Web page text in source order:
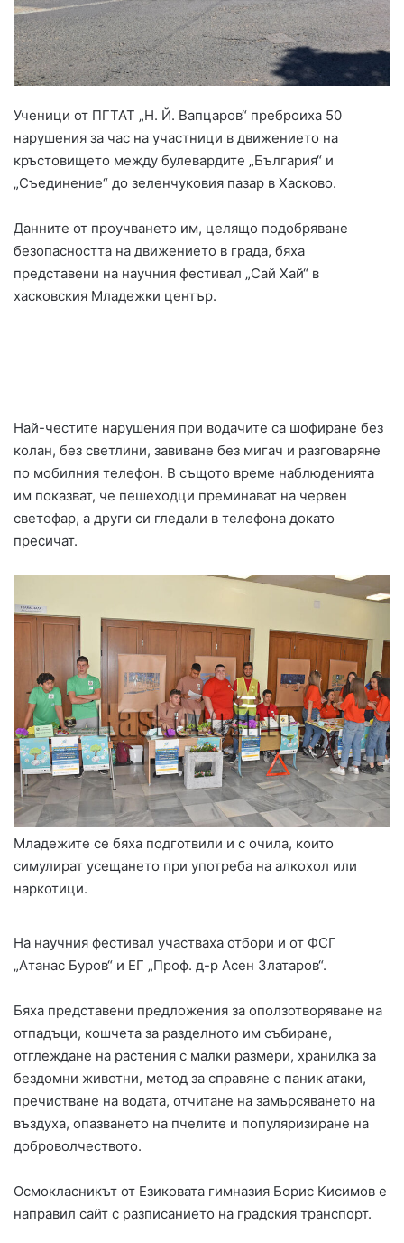
Ученици от ПГТАТ „Н. Й. Вапцаров“ преброиха 50
нарушения за час на участници в движението на
кръстовището между булевардите „България“ и
„Съединение“ до зеленчуковия пазар в Хасково.
Данните от проучването им, целящо подобряване
безопасността на движението в града, бяха
представени на научния фестивал „Сай Хай“ в
хасковския Младежки център.
Най-честите нарушения при водачите са шофиране без
колан, без светлини, завиване без мигач и разговаряне
по мобилния телефон. В същото време наблюденията
им показват, че пешеходци преминават на червен
светофар, а други си гледали в телефона докато
пресичат.
Младежите се бяха подготвили и с очила, които
симулират усещането при употреба на алкохол или
наркотици.
На научния фестивал участваха отбори и от ФСГ
„Атанас Буров“ и ЕГ „Проф. д-р Асен Златаров“.
Бяха представени предложения за оползотворяване на
отпадъци, кошчета за разделното им събиране,
отглеждане на растения с малки размери, хранилка за
бездомни животни, метод за справяне с паник атаки,
пречистване на водата, отчитане на замърсяването на
въздуха, опазването на пчелите и популяризиране на
доброволчеството.
Осмокласникът от Езиковата гимназия Борис Кисимов е
направил сайт с разписанието на градския транспорт.